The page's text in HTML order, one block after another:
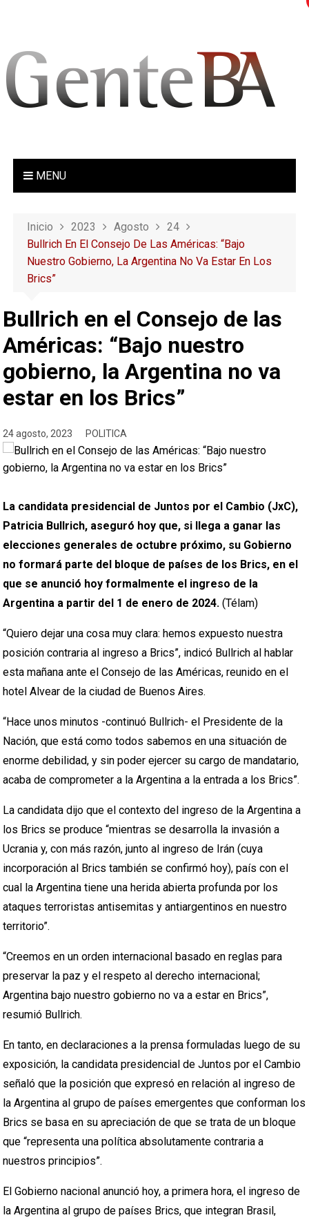
MENU
Inicio 2023 Agosto
24
Bullrich En El Consejo De Las Américas: “Bajo
Nuestro Gobierno, La Argentina No Va Estar En Los
Brics”
Bullrich en el Consejo de las
Américas: “Bajo nuestro
gobierno, la Argentina no va
estar en los Brics”
24 agosto, 2023 POLITICA
La candidata presidencial de Juntos por el Cambio (JxC),
Patricia Bullrich, aseguró hoy que, si llega a ganar las
elecciones generales de octubre próximo, su Gobierno
no formará parte del bloque de países de los Brics, en el
que se anunció hoy formalmente el ingreso de la
Argentina a partir del 1 de enero de 2024.(Télam)
“Quiero dejar una cosa muy clara: hemos expuesto nuestra
posición contraria al ingreso a Brics”, indicó Bullrich al hablar
esta mañana ante el Consejo de las Américas, reunido en el
hotel Alvear de la ciudad de Buenos Aires.
“Hace unos minutos -continuó Bullrich- el Presidente de la
Nación, que está como todos sabemos en una situación de
enorme debilidad, y sin poder ejercer su cargo de mandatario,
acaba de comprometer a la Argentina a la entrada a los Brics”.
La candidata dijo que el contexto del ingreso de la Argentina a
los Brics se produce “mientras se desarrolla la invasión a
Ucrania y, con más razón, junto al ingreso de Irán (cuya
incorporación al Brics también se confirmó hoy), país con el
cual la Argentina tiene una herida abierta profunda por los
ataques terroristas antisemitas y antiargentinos en nuestro
territorio”.
“Creemos en un orden internacional basado en reglas para
preservar la paz y el respeto al derecho internacional;
Argentina bajo nuestro gobierno no va a estar en Brics”,
resumió Bullrich.
En tanto, en declaraciones a la prensa formuladas luego de su
exposición, la candidata presidencial de Juntos por el Cambio
señaló que la posición que expresó en relación al ingreso de
la Argentina al grupo de países emergentes que conforman los
Brics se basa en su apreciación de que se trata de un bloque
que “representa una política absolutamente contraria a
nuestros principios”.
El Gobierno nacional anunció hoy, a primera hora, el ingreso de
la Argentina al grupo de países Brics, que integran Brasil,